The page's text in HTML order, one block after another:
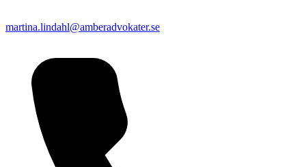
martina.lindahl@amberadvokater.se